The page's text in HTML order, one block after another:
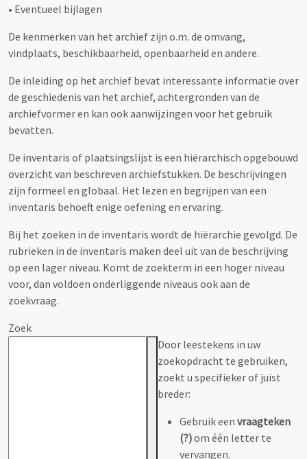
• Eventueel bijlagen
De kenmerken van het archief zijn o.m. de omvang,
vindplaats, beschikbaarheid, openbaarheid en andere.
De inleiding op het archief bevat interessante informatie over
de geschiedenis van het archief, achtergronden van de
archiefvormer en kan ook aanwijzingen voor het gebruik
bevatten.
De inventaris of plaatsingslijst is een hiërarchisch opgebouwd
overzicht van beschreven archiefstukken. De beschrijvingen
zijn formeel en globaal. Het lezen en begrijpen van een
inventaris behoeft enige oefening en ervaring.
Bij het zoeken in de inventaris wordt de hiërarchie gevolgd. De
rubrieken in de inventaris maken deel uit van de beschrijving
op een lager niveau. Komt de zoekterm in een hoger niveau
voor, dan voldoen onderliggende niveaus ook aan de
zoekvraag.
Zoek
Door leestekens in uw
zoekopdracht te gebruiken,
zoekt u specifieker of juist
breder:
Gebruik een vraagteken
(?)om één letter te
vervangen.